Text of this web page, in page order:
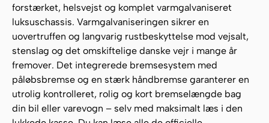
forstærket, helsvejst og komplet varmgalvaniseret
luksuschassis. Varmgalvaniseringen sikrer en
uovertruffen og langvarig rustbeskyttelse mod vejsalt,
stenslag og det omskiftelige danske vejr i mange år
fremover. Det integrerede bremsesystem med
påløbsbremse og en stærk håndbremse garanterer en
utrolig kontrolleret, rolig og kort bremselængde bag
din bil eller varevogn – selv med maksimalt læs i den